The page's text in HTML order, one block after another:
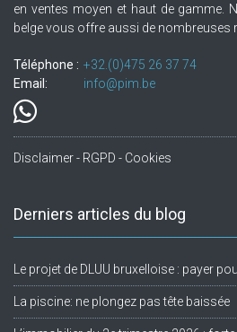
en ventes moyen et haut de gamme.
belge vous offre aussi de nombreuses
Téléphone : +32.(0)475 26 37 74
Email:
info@pim.be
Disclaimer - RGPD - Cookies
Derniers articles du blog
Le projet de DLUU bruxelloise : payer
La piscine: ne plongez pas tête baissée